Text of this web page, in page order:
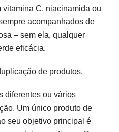
vitamina C, niacinamida ou
acompanhados de
– sem ela, qualquer
eficácia.
de produtos.
diferentes ou vários
Um único produto de
seu objetivo principal é